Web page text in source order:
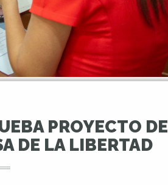
PROYECTO DE
DE LA LIBERTAD